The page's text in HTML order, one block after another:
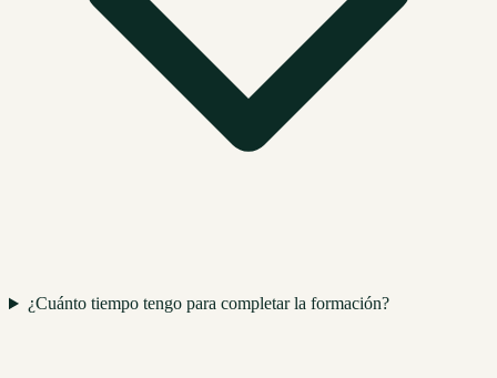
¿Cuánto tiempo tengo para completar la formación?